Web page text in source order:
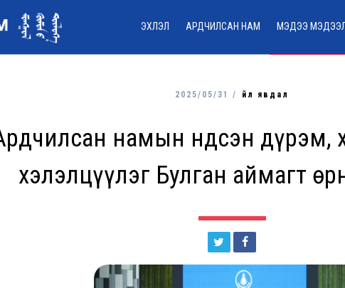
ЭХЛЭЛ АРДЧИЛСАН НАМ МЭДЭЭ
2025/05/31 / Үйл явдал
намын Үндсэн дүрэм,
хэлэлцүүлэг Булган аймагт